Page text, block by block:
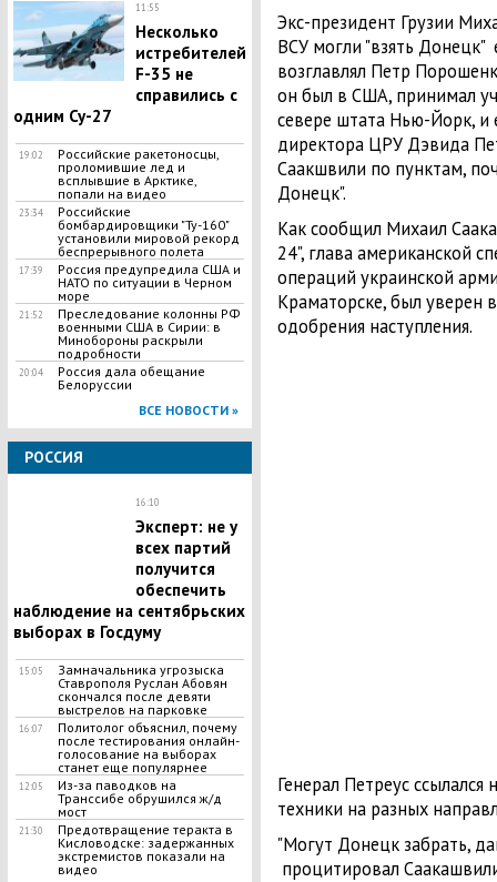
11:55
Несколько
истребителей
F-35 не
справились с
одним Су-27
19:02
Российские ракетоносцы,
проломившие лед и
всплывшие в Арктике,
попали на видео
23:34
Российские
бомбардировщики "Ту-160"
установили мировой рекорд
беспрерывного полета
17:39
Россия предупредила США и
НАТО по ситуации в Черном
море
21:52
Преследование колонны РФ
военными США в Сирии: в
Минобороны раскрыли
подробности
20:04
Россия дала обещание
Белоруссии
ВСЕ НОВОСТИ »
РОССИЯ
16:10
Эксперт: не у
всех партий
получится
обеспечить
наблюдение на сентябрьских
выборах в Госдуму
15:05
Замначальника угрозыска
Ставрополя Руслан Абовян
скончался после девяти
выстрелов на парковке
16:07
Политолог объяснил, почему
после тестирования онлайн-
голосование на выборах
станет еще популярнее
12:05
Из-за паводков на
Транссибе обрушился ж/д
мост
21:30
Предотвращение теракта в
Кисловодске: задержанных
экстремистов показали на
видео
Экс-президент Грузии
ВСУ могли "взять Донецк"
возглавлял Петр
он был в США, принимал
севере штата Нью-Йорк,
директора ЦРУ Дэвида
Саакшвили по пунктам,
Донецк".
Как сообщил Михаил
24", глава американской
операций украинской
Краматорске, был уверен
одобрения наступления.
Генерал Петреус
техники на разных
"Могут Донецк забрать,
процитировал